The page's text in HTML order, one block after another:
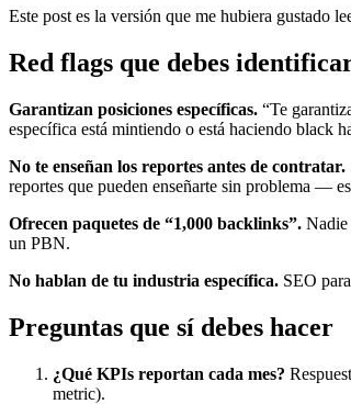
Este post es la versión que me hubiera gustado
Red flags que debes
Garantizan posiciones específicas. “Te
específica está mintiendo o está haciendo black
No te enseñan los reportes antes de contratar.
reportes que pueden enseñarte sin problema —
Ofrecen paquetes de “1,000 backlinks”. Nadie
un PBN.
No hablan de tu industria específica. SEO
Preguntas que sí debes hacer
¿Qué KPIs reportan cada mes?
metric).